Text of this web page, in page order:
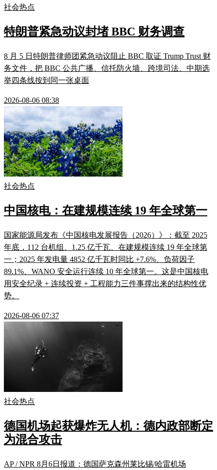
社会热点
特朗普紧急动议封堵 BBC 财务调查
8 月 5 日特朗普律师团紧急动议阻止 BBC 取证 Trump Trust 财
务文件，把 BBC 公共广播、信托防火墙、跨境司法、中期选
举四条线按到同一张桌面
2026-08-06 08:38
社会热点
中国核电：在建规模连续 19 年全球第一
国家能源局发布《中国核电发展报告（2026）》：截至 2025
年底，112 台机组、1.25 亿千瓦、在建规模连续 19 年全球第
一；2025 年发电量 4852 亿千瓦时同比 +7.6%、负荷因子
89.1%、WANO 安全运行连续 10 年全球第一。这是中国核电
用安全纪录 + 连续投资 + 工程能力三件事撑出来的结构性优
势。
2026-08-06 07:37
社会热点
德国机场起获爆炸无人机：德内政部断定
为混合攻击
AP / NPR 8月6日报道：德国萨克森州莱比锡/哈雷机场